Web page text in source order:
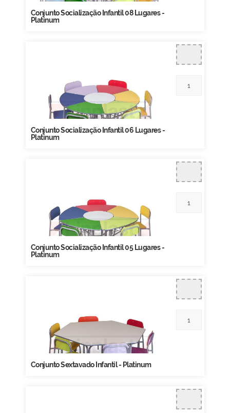
Conjunto Socialização Infantil 08 Lugares -
Platinum
Conjunto Socialização Infantil 06 Lugares -
Platinum
Conjunto Socialização Infantil 05 Lugares -
Platinum
Conjunto Sextavado Infantil - Platinum